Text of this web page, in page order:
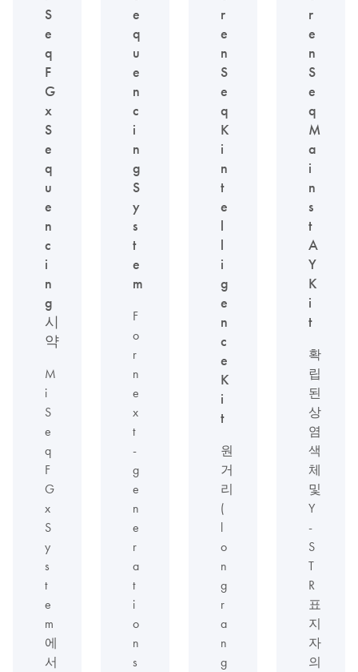
S
e
q
F
G
x
S
e
q
u
e
n
c
i
n
g
시
약
M
i
S
e
q
F
G
x
S
y
s
t
e
m
에
서
e
q
u
e
n
c
i
n
g
S
y
s
t
e
m
F
o
r
n
e
x
t
-
g
e
n
e
r
a
t
i
o
n
s
r
e
n
S
e
q
K
i
n
t
e
l
l
i
g
e
n
c
e
K
i
t
원
거
리
(
l
o
n
g
r
a
n
g
r
e
n
S
e
q
M
a
i
n
s
t
A
Y
K
i
t
확
립
된
상
염
색
체
및
Y
-
S
T
R
표
지
자
의